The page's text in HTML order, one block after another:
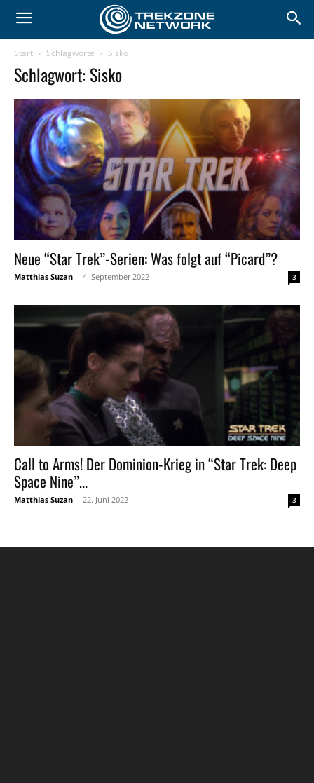
Start Schlagworte Sisko
Schlagwort: Sisko
Neue “Star Trek”-Serien: Was folgt auf “Picard”?
Matthias Suzan - 4. September 2022 3
Call to Arms! Der Dominion-Krieg in “Star Trek: Deep
Space Nine”...
Matthias Suzan - 22. Juni 2022 3